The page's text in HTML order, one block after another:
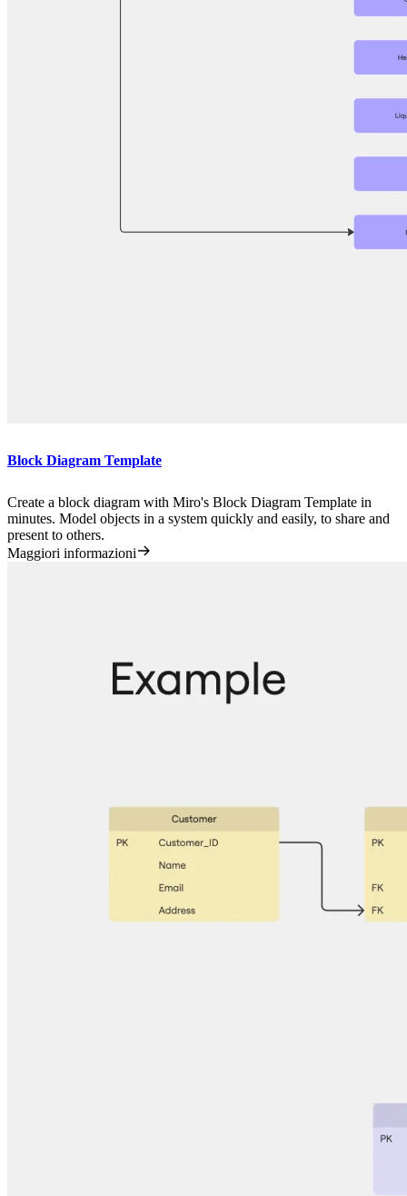
Block Diagram Template
Create a block diagram with Miro's Block Diagram Template in
minutes. Model objects in a system quickly and easily, to share and
present to others.
Maggiori informazioni